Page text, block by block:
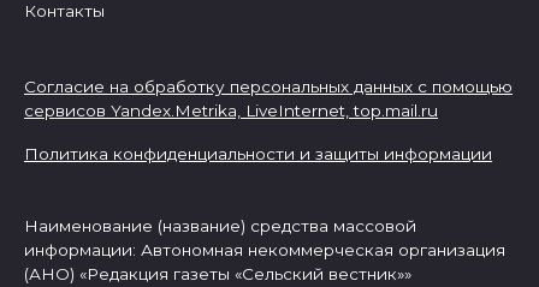
Контакты
Согласие на обработку персональных данных с помощью
сервисов Yandex.Metrika, LiveInternet,top.mail.ru
Политика конфиденциальности и защиты информации
Наименование (название) средства массовой
информации: Автономная некоммерческая организация
(АНО) «Редакция газеты «Сельский вестник»»